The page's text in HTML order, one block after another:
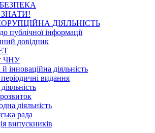
ДІЯЛЬНІСТЬ
публічної інформації
довідник
ЧНУ
інноваційна діяльність
видання
діяльність
рада
випускників